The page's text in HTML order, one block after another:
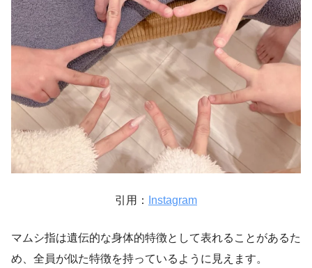
引用： Instagram
マムシ指は遺伝的な身体的特徴として表れることがあるた
め、全員が似た特徴を持っているように見えます。